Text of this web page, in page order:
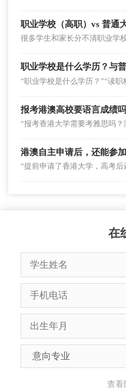
职业学校是什么学历？与
报考港澳高校要语言成绩
港澳自主申请后，还能参
在
查看